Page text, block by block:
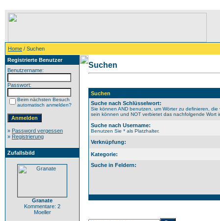
Home / Suchen
Registrierte Benutzer
Benutzername:
Passwort:
Beim nächsten Besuch
automatisch anmelden?
» Password vergessen
» Registrierung
Zufallsbild
Granate
Kommentare: 2
Moeller
Suchen
Suchen
Suche nach Schlüsselwort:
Sie können AND benutzen, um Wörter zu definieren,
sein können und NOT verbietet das nachfolgende Wort
Suche nach Username:
Benutzen Sie * als Platzhalter.
Verknüpfung:
Kategorie:
Suche in Feldern: